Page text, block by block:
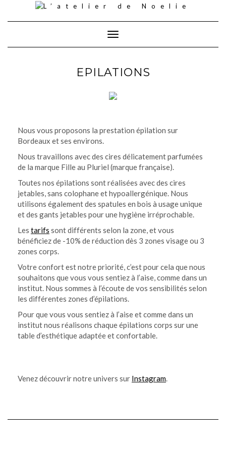
content
Toggle Navigation
EPILATIONS
Nous vous proposons la prestation épilation sur
Bordeaux et ses environs.
Nous travaillons avec des cires délicatement parfumées
de la marque Fille au Pluriel (marque française).
Toutes nos épilations sont réalisées avec des cires
jetables, sans colophane et hypoallergénique. Nous
utilisons également des spatules en bois à usage unique
et des gants jetables pour une hygiène irréprochable.
Les tarifs sont différents selon la zone, et vous
bénéficiez de -10% de réduction dès 3 zones visage ou 3
zones corps.
Votre confort est notre priorité, c’est pour cela que nous
souhaitons que vous vous sentiez à l’aise, comme dans un
institut. Nous sommes à l’écoute de vos sensibilités selon
les différentes zones d’épilations.
Pour que vous vous sentiez à l’aise et comme dans un
institut nous réalisons chaque épilations corps sur une
table d’esthétique adaptée et confortable.
Venez découvrir notre univers sur Instagram.